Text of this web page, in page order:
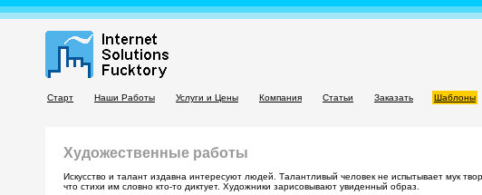
Старт Наши Работы Услуги и Цены Компания Статьи Заказать Шаблоны
Художественные работы
Искусство и талант издавна интересуют людей. Талантливый человек не испытывает мук
что стихи им словно кто-то диктует. Художники зарисовывают увиденный образ.